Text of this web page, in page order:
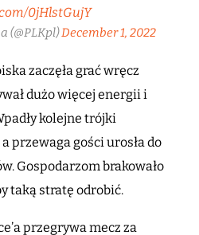
0jHlstGujY
(@PLKpl)December 1, 2022
zaczęła grać wręcz
dużo więcej energii i
kolejne trójki
przewaga gości urosła do
Gospodarzom brakowało
taką stratę odrobić.
przegrywa mecz za